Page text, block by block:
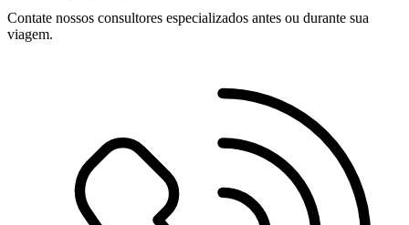
Contate nossos consultores especializados antes ou durante sua
viagem.